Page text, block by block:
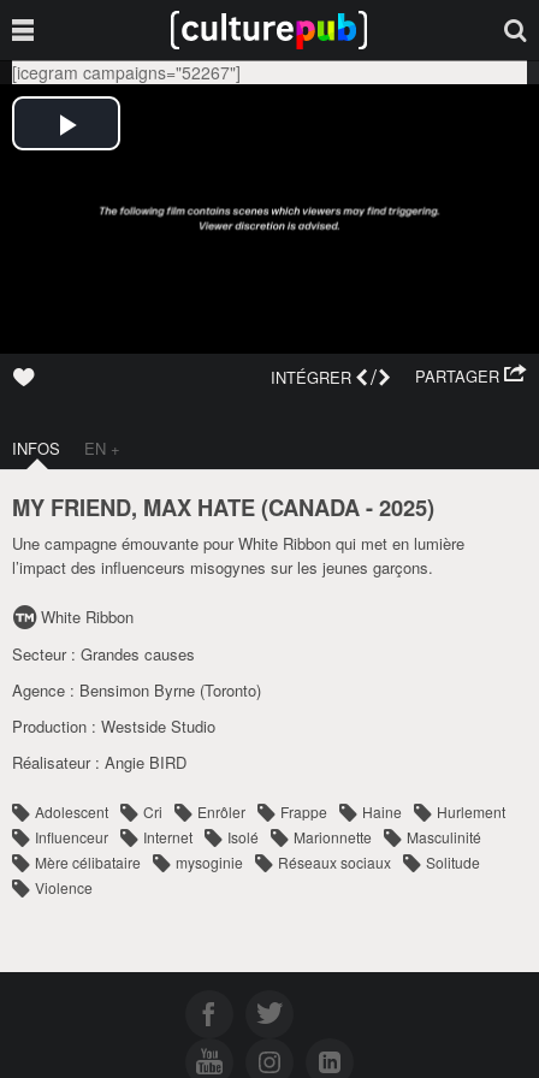
[icegram campaigns="52267"]
PARTAGER
INTÉGRER /
INFOS EN +
MY FRIEND, MAX HATE (CANADA-2025)
Une campagne émouvante pour White Ribbon qui met en lumière
l’impact des influenceurs misogynes sur les jeunes garçons.
White Ribbon
Secteur : Grandes causes
Agence : Bensimon Byrne (Toronto)
Production : Westside Studio
Réalisateur : Angie BIRD
Adolescent Cri Enrôler Frappe Haine
Hurlement
Influenceur
Internet Isolé Marionnette
Masculinité
Mère célibataire
mysoginie Réseaux sociaux
Solitude
Violence